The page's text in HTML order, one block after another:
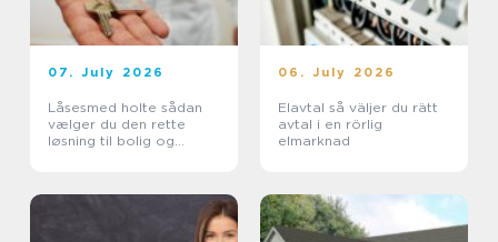
07. July 2026
Låsesmed holte sådan
vælger du den rette
løsning til bolig og
06. July 2026
Elavtal så väljer du rätt
avtal i en rörlig
elmarknad